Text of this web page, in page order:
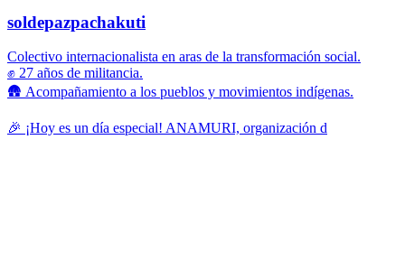
soldepazpachakuti
Colectivo internacionalista en aras de la transformación social.
✊ 27 años de militancia.
🛖 Acompañamiento a los pueblos y movimientos indígenas.
🎉 ¡Hoy es un día especial! ANAMURI, organización d